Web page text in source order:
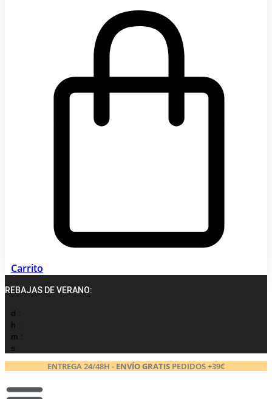
Carrito
REBAJAS DE VERANO:
d :
h :
m :
s
ENTREGA 24/48H - ENVÍO GRATISPEDIDOS +39€